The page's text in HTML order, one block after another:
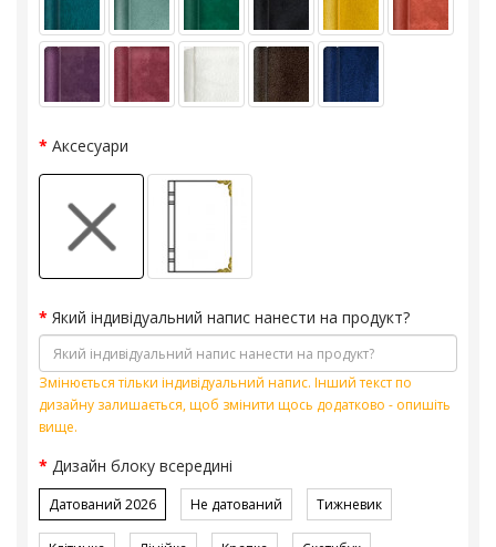
Аксесуари
Який індивідуальний напис нанести на продукт?
Змінюється тільки індивідуальний напис. Інший текст по
дизайну залишається, щоб змінити щось додатково - опишіть
вище.
Дизайн блоку всередині
Датований 2026 Не датований Тижневик